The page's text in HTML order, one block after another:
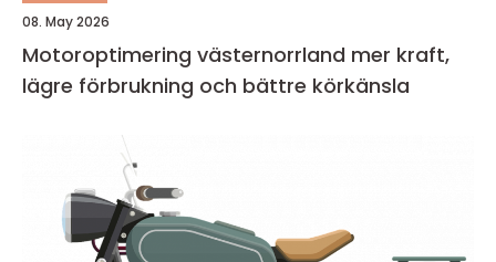
08. May 2026
Motoroptimering västernorrland mer kraft,
lägre förbrukning och bättre körkänsla